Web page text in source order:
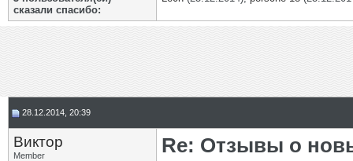
сказали cпасибо:
28.12.2014, 20:39
Виктор
Member
Re: Отзывы о